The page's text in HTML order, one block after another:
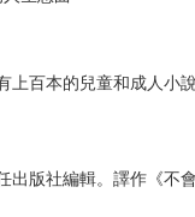
上百本的兒童和成人小
出版社編輯。譯作《